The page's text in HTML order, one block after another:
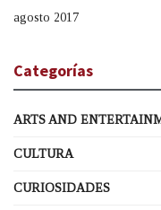
agosto 2017
Categorías
ARTS AND
CULTURA
CURIOSIDADES